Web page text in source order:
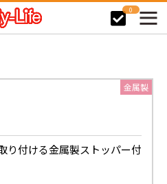
0
金属製
り付ける金属製ストッパー付